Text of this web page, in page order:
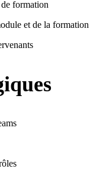
formation
et de la formation